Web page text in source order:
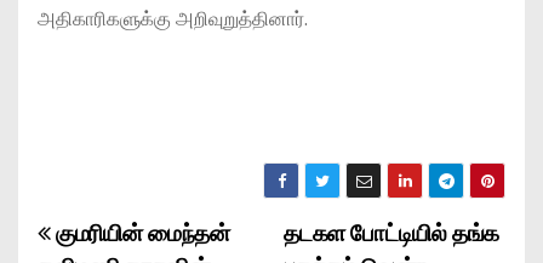
அதிகாரிகளுக்கு அறிவுறுத்தினார்.
P
தடகள போட்டியில் தங்க
குமரியின் மைந்தன்